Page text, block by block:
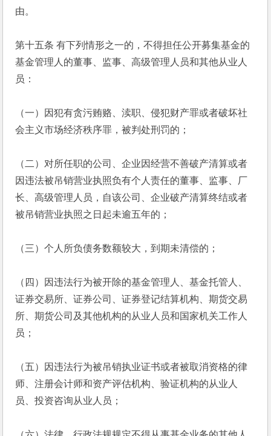
由。
第十五条 有下列情形之一的，不得担任公开募集基金的
基金管理人的董事、监事、高级管理人员和其他从业人
员：
（一）因犯有贪污贿赂、渎职、侵犯财产罪或者破坏社
会主义市场经济秩序罪，被判处刑罚的；
（二）对所任职的公司、企业因经营不善破产清算或者
因违法被吊销营业执照负有个人责任的董事、监事、厂
长、高级管理人员，自该公司、企业破产清算终结或者
被吊销营业执照之日起未逾五年的；
（三）个人所负债务数额较大，到期未清偿的；
（四）因违法行为被开除的基金管理人、基金托管人、
证券交易所、证券公司、证券登记结算机构、期货交易
所、期货公司及其他机构的从业人员和国家机关工作人
员；
（五）因违法行为被吊销执业证书或者被取消资格的律
师、注册会计师和资产评估机构、验证机构的从业人
员、投资咨询从业人员；